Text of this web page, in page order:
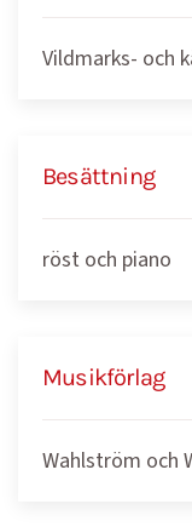
Vildmarks- och
Besättning
röst och piano
Musikförlag
Wahlström och